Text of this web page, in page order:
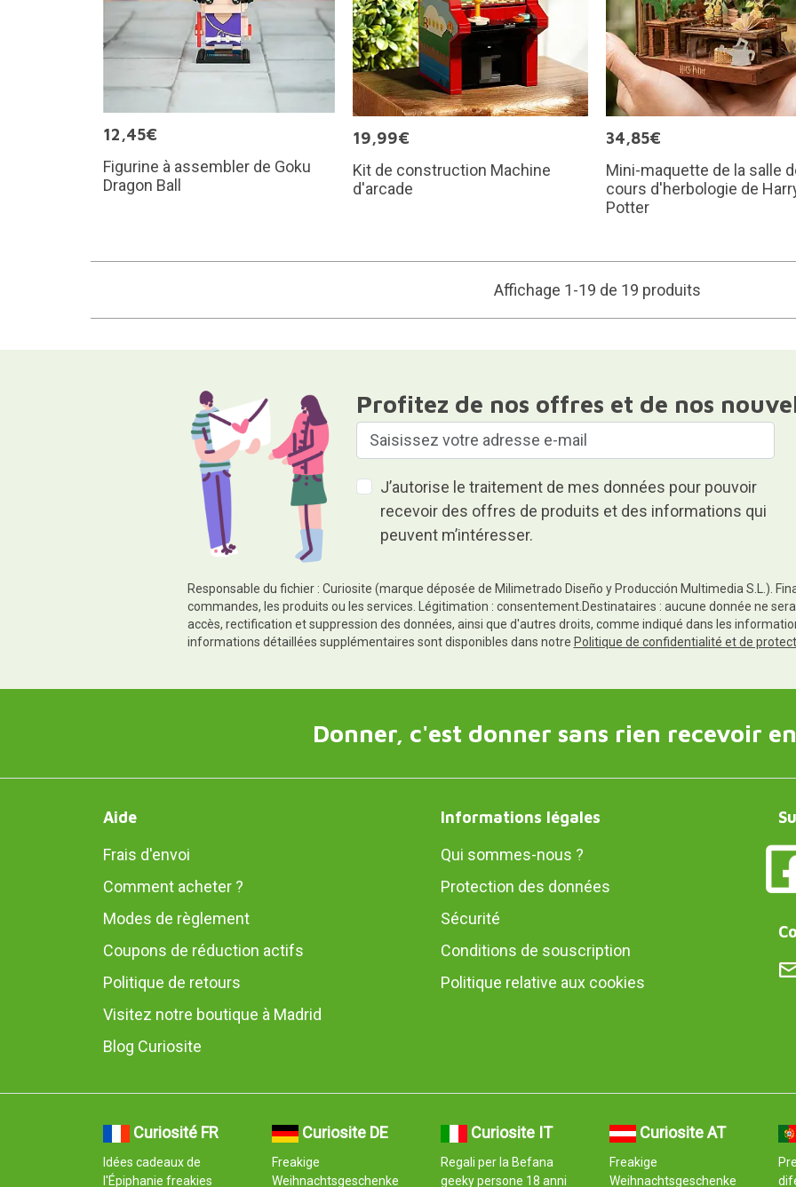
12,45€
Figurine à assembler de Goku
Dragon Ball
19,99€
Kit de construction Machine
d'arcade
34,85€
Mini-maquette de la salle
cours d'herbologie de
Potter
Affichage 1-19 de 19 produits
Profitez de nos offres et de nos
J’autorise le traitement de mes données pour pouvoir
recevoir des offres de produits et des informations qui
peuvent m’intéresser.
Responsable du fichier : Curiosite (marque déposée de Milimetrado Diseño y Producción Multimedia S.L.).
commandes, les produits ou les services. Légitimation : consentement.Destinataires : aucune donnée ne
accès, rectification et suppression des données, ainsi que d'autres droits, comme indiqué dans les
informations détaillées supplémentaires sont disponibles dans notre Politique de confidentialité et de
Donner, c'est donner sans rien recevoir
Aide
Frais d'envoi
Comment acheter ?
Modes de règlement
Coupons de réduction actifs
Politique de retours
Visitez notre boutique à Madrid
Blog Curiosite
Informations légales
Qui sommes-nous ?
Protection des données
Sécurité
Conditions de souscription
Politique relative aux cookies
Curiosité FR
Idées cadeaux de
l'Épiphanie freakies
Curiosite DE
Freakige
Weihnachtsgeschenke
Curiosite IT
Regali per la Befana
geeky persone 18 anni
Curiosite AT
Freakige
Weihnachtsgeschenke